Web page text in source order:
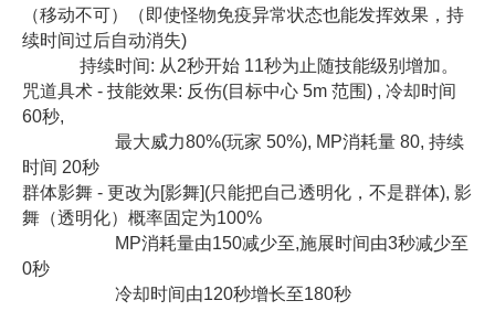
（移动不可）（即使怪物免疫异常状态也能发挥效果，持
续时间过后自动消失)
持续时间: 从2秒开始 11秒为止随技能级别增加。
咒道具术 - 技能效果: 反伤(目标中心 5m 范围) , 冷却时间
60秒,
最大威力80%(玩家 50%), MP消耗量 80, 持续
时间 20秒
群体影舞 - 更改为[影舞](只能把自己透明化，不是群体), 影
舞（透明化）概率固定为100%
MP消耗量由150减少至,施展时间由3秒减少至
0秒
冷却时间由120秒增长至180秒